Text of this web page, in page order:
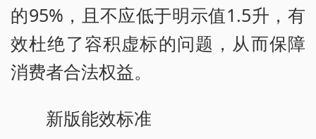
的95%，且不应低于明示值1.5升，有
效杜绝了容积虚标的问题，从而保障
消费者合法权益。
新版能效标准